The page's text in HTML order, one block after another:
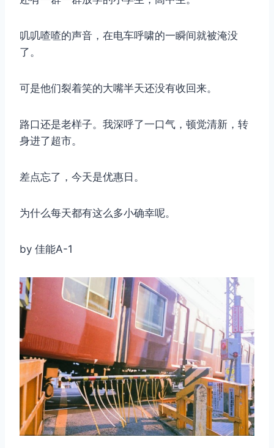
叽叽喳喳的声音，在电车呼啸的一瞬间就被淹没
了。
可是他们裂着笑的大嘴半天还没有收回来。
路口还是老样子。我深呼了一口气，顿觉清新，转
身进了超市。
差点忘了，今天是优惠日。
为什么每天都有这么多小确幸呢。
by 佳能A-1